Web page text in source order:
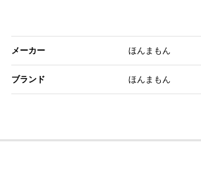
メーカー ほんまもん
ブランド ほんまもん